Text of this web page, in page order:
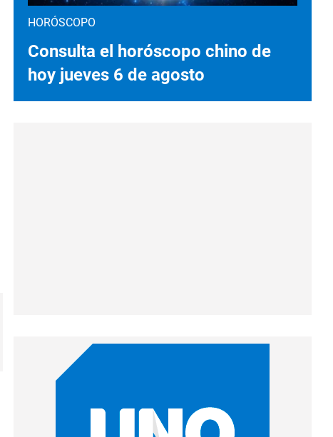
HORÓSCOPO
Consulta el horóscopo chino de
hoy jueves 6 de agosto